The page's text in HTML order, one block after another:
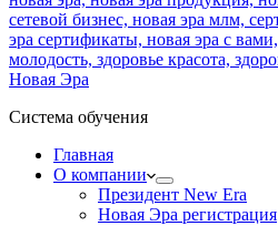
Новая Эра
Система обучения
Главная
О компании
Президент New Era
Новая Эра регистрация